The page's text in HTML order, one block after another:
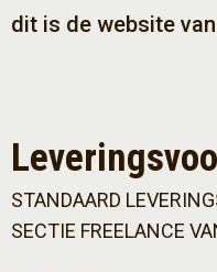
dit is de website
STANDAARD
SECTIE FREELANCE